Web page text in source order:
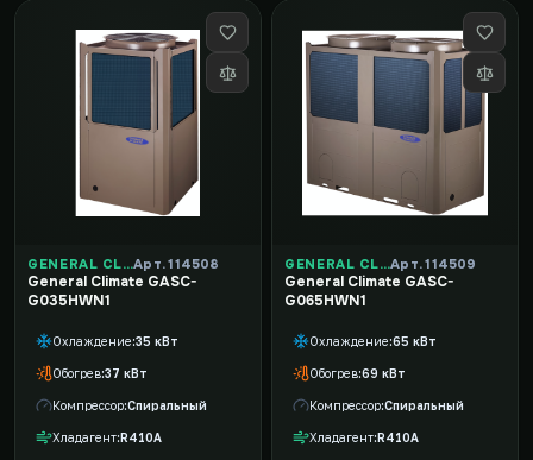
GENERAL CLIMATEАрт. 114508
General Climate GASC-
G035HWN1
Охлаждение 35 кВт
Обогрев 37 кВт
Компрессор Спиральный
Хладагент R410A
GENERAL CLIMATEАрт. 114509
General Climate GASC-
G065HWN1
Охлаждение 65 кВт
Обогрев 69 кВт
Компрессор Спиральный
Хладагент R410A